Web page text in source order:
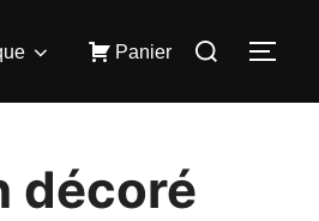
Panier
Rechercher :
décoré